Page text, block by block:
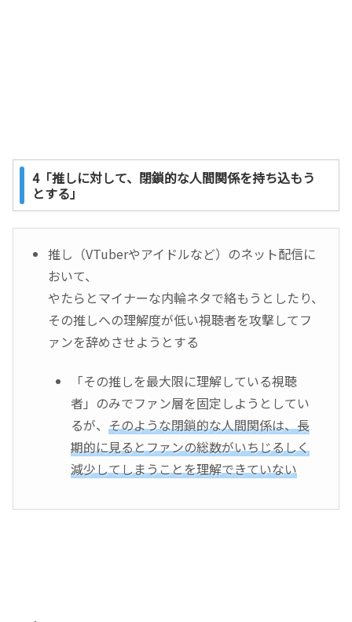
4「推しに対して、閉鎖的な人間関係を持ち込もう
とする」
推し（VTuberやアイドルなど）のネット配信に
おいて、
やたらとマイナーな内輪ネタで絡もうとしたり、
その推しへの理解度が低い視聴者を攻撃してフ
ァンを辞めさせようとする
「その推しを最大限に理解している視聴
者」のみでファン層を固定しようとしてい
るが、そのような閉鎖的な人間関係は、長
期的に見るとファンの総数がいちじるしく
減少してしまうことを理解できていない